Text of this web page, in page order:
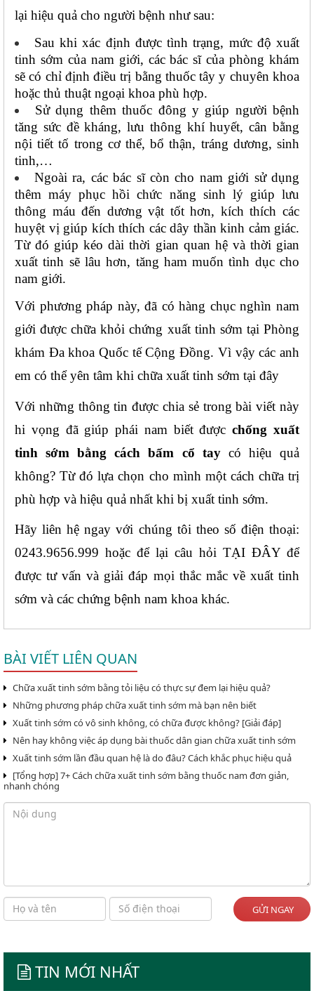
lại hiệu quả cho người bệnh như sau:
Sau khi xác định được tình trạng, mức độ xuất
tinh sớm của nam giới, các bác sĩ của phòng khám
sẽ có chỉ định điều trị bằng thuốc tây y chuyên khoa
hoặc thủ thuật ngoại khoa phù hợp.
Sử dụng thêm thuốc đông y giúp người bệnh
tăng sức đề kháng, lưu thông khí huyết, cân bằng
nội tiết tố trong cơ thể, bổ thận, tráng dương, sinh
tinh,…
Ngoài ra, các bác sĩ còn cho nam giới sử dụng
thêm máy phục hồi chức năng sinh lý giúp lưu
thông máu đến dương vật tốt hơn, kích thích các
huyệt vị giúp kích thích các dây thần kinh cảm giác.
Từ đó giúp kéo dài thời gian quan hệ và thời gian
xuất tinh sẽ lâu hơn, tăng ham muốn tình dục cho
nam giới.
Với phương pháp này, đã có hàng chục nghìn nam
giới được chữa khỏi chứng xuất tinh sớm tại Phòng
khám Đa khoa Quốc tế Cộng Đồng. Vì vậy các anh
em có thể yên tâm khi chữa xuất tinh sớm tại đây
Với những thông tin được chia sẻ trong bài viết này
hi vọng đã giúp phái nam biết được chống xuất
tinh sớm bằng cách bấm cổ tay có hiệu quả
không? Từ đó lựa chọn cho mình một cách chữa trị
phù hợp và hiệu quả nhất khi bị xuất tinh sớm.
Hãy liên hệ ngay với chúng tôi theo số điện thoại:
0243.9656.999 hoặc để lại câu hỏi TẠI ĐÂY để
được tư vấn và giải đáp mọi thắc mắc về xuất tinh
sớm và các chứng bệnh nam khoa khác.
BÀI VIẾT LIÊN QUAN
Chữa xuất tinh sớm bằng tỏi liệu có thực sự đem lại hiệu quả?
Những phương pháp chữa xuất tinh sớm mà bạn nên biết
Xuất tinh sớm có vô sinh không, có chữa được không? [Giải đáp]
Nên hay không việc áp dụng bài thuốc dân gian chữa xuất tinh sớm
Xuất tinh sớm lần đầu quan hệ là do đâu? Cách khắc phục hiệu quả
[Tổng hợp] 7+ Cách chữa xuất tinh sớm bằng thuốc nam đơn giản,
nhanh chóng
GỬI NGAY
TIN MỚI NHẤT